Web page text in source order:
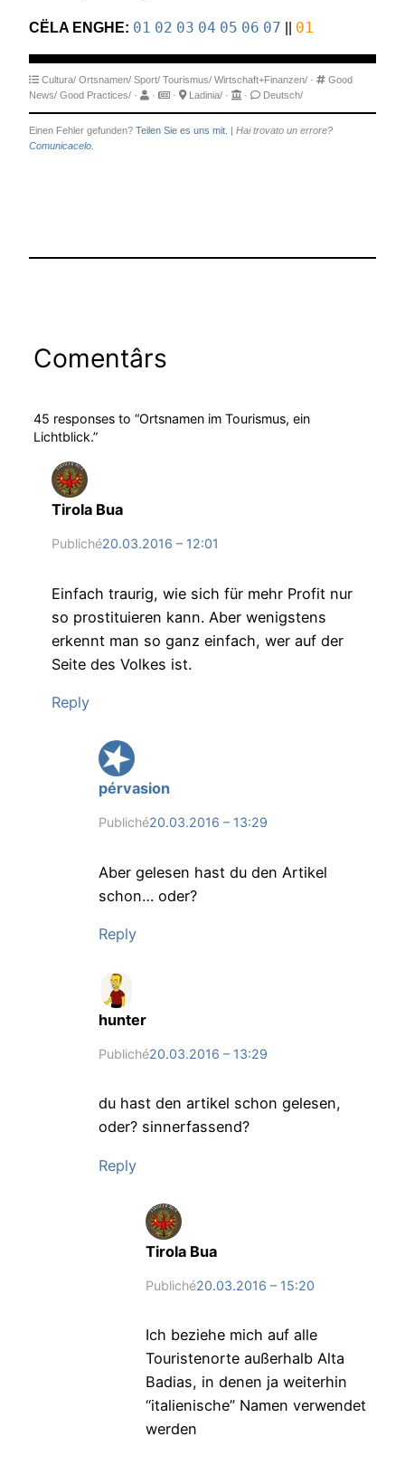
CËLA ENGHE: 01 02 03 04 05 06 07 || 01
Cultura/ Ortsnamen/ Sport/ Tourismus/ Wirtschaft+Finanzen/ ·
Good
News/ Good Practices/ · · · Ladinia/ · · Deutsch/
Einen Fehler gefunden? Teilen Sie es uns mit.
Hai trovato un errore?
Comunicacelo.
Comentârs
45 responses to “Ortsnamen im Tourismus, ein
Lichtblick.”
Tirola Bua
Publiché20.03.2016 – 12:01
Einfach traurig, wie sich für mehr Profit nur
so prostituieren kann. Aber wenigstens
erkennt man so ganz einfach, wer auf der
Seite des Volkes ist.
Reply
pérvasion
Publiché20.03.2016 – 13:29
Aber gelesen hast du den Artikel
schon… oder?
Reply
hunter
Publiché20.03.2016 – 13:29
du hast den artikel schon gelesen,
oder? sinnerfassend?
Reply
Tirola Bua
Publiché20.03.2016 – 15:20
Ich beziehe mich auf alle
Touristenorte außerhalb Alta
Badias, in denen ja weiterhin
“italienische” Namen verwendet
werden